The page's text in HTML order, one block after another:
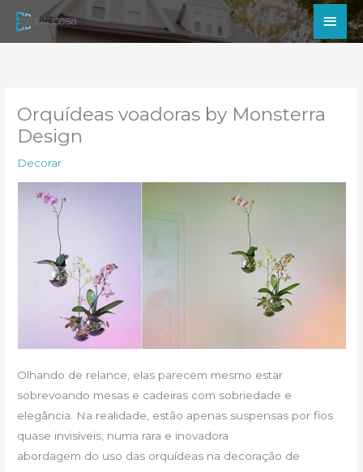
para
Orquídeas voadoras by Monsterra
Design
Decorar
Olhando de relance, elas parecem mesmo estar
sobrevoando mesas e cadeiras com sobriedade e
elegância. Na realidade, estão apenas suspensas por fios
quase invisíveis, numa rara e inovadora
abordagem do uso das orquídeas na decoração de